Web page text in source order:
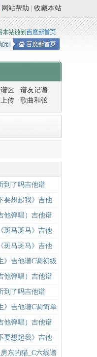
收藏本站
网站帮助
区
谱友记谱
传
歌曲和弦
到了吗吉他谱
要想起我》吉他
谱他弹唱）吉他谱
斑马斑马》吉他
酷音小伟吉他教
斑马斑马》吉他
小伟吉他教学）
》吉他谱C调初级
吉他弹唱教学）
他弹唱）吉他谱
到了吗吉他谱
》吉他谱C调简单
弹唱教学）吉他
他弹唱）吉他谱
要想起我》吉他
谱东的猫_C六线谱